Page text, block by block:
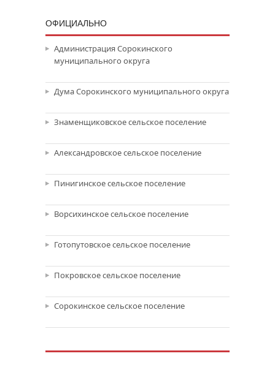
ОФИЦИАЛЬНО
Администрация Сорокинского
муниципального округа
Дума Сорокинского муниципального округа
Знаменщиковское сельское поселение
Александровское сельское поселение
Пинигинское сельское поселение
Ворсихинское сельское поселение
Готопутовское сельское поселение
Покровское сельское поселение
Сорокинское сельское поселение